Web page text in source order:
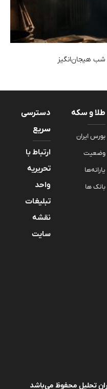
شب هیجان‌انگیز
طلا و سکه
بورس ایران
وضعیت
یارانه‌ها
بانک ها
دسترسی
سریع
ارتباط با
تحریریه
واحد
تبلیغات
نقشه
سایت
تحلیل محفوظ می‌باشد